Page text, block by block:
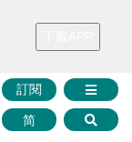
財華證券 媒體矩陣
訂閱
简